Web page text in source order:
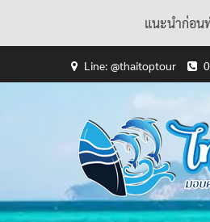
แนะนำก่อน
Line: @thaitoptour